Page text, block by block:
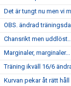
Det är tungt nu men vi
OBS. ändrad
Chansrikt men uddlöst..
Marginaler, marginaler...
Träning ikväll 16/6
Kurvan pekar åt rätt håll